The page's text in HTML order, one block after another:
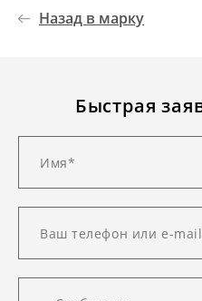
Назад в марку
Быстрая